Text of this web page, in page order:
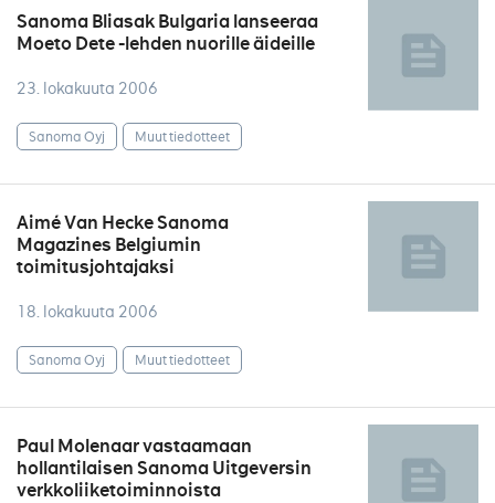
Sanoma Bliasak Bulgaria lanseeraa
Moeto Dete -lehden nuorille äideille
23. lokakuuta 2006
Sanoma Oyj Muut tiedotteet
Aimé Van Hecke Sanoma
Magazines Belgiumin
toimitusjohtajaksi
18. lokakuuta 2006
Sanoma Oyj Muut tiedotteet
Paul Molenaar vastaamaan
hollantilaisen Sanoma Uitgeversin
verkkoliiketoiminnoista